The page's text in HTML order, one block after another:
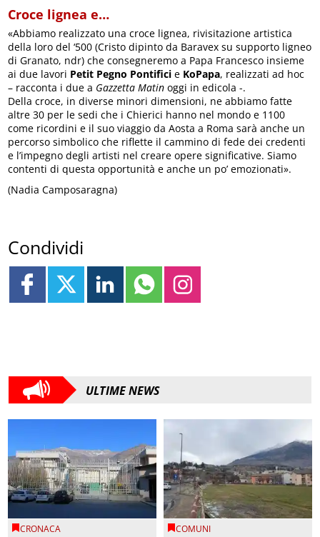
Croce lignea e…
«Abbiamo realizzato una croce lignea, rivisitazione artistica
della loro del ‘500 (Cristo dipinto da Baravex su supporto ligneo
di Granato, ndr) che consegneremo a Papa Francesco insieme
ai due lavori Petit Pegno Pontifici e KoPapa, realizzati ad hoc
– racconta i due a Gazzetta Matin oggi in edicola -.
Della croce, in diverse minori dimensioni, ne abbiamo fatte
altre 30 per le sedi che i Chierici hanno nel mondo e 1100
come ricordini e il suo viaggio da Aosta a Roma sarà anche un
percorso simbolico che riflette il cammino di fede dei credenti
e l’impegno degli artisti nel creare opere significative. Siamo
contenti di questa opportunità e anche un po’ emozionati».
(Nadia Camposaragna)
Condividi
ULTIME NEWS
CRONACA COMUNI